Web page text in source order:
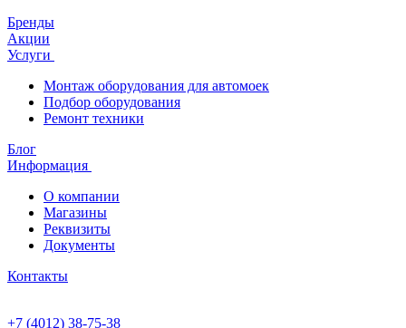
Бренды
Акции
Услуги
Монтаж оборудования для автомоек
Подбор оборудования
Ремонт техники
Блог
Информация
О компании
Магазины
Реквизиты
Документы
Контакты
+7 (4012) 38-75-38